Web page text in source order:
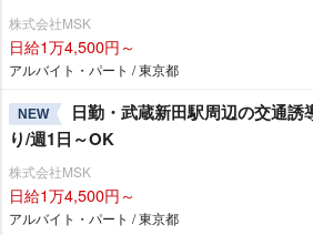
株式会社MSK
日給1万4,500円～
アルバイト・パート / 東京都
NEW
日勤・武蔵新田駅周辺の交通誘
り/週1日～OK
株式会社MSK
日給1万4,500円～
アルバイト・パート / 東京都